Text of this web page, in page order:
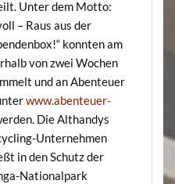
Unter dem Motto:
– Raus aus der
konnten am
von zwei Wochen
und an Abenteuer
www.abenteuer-
Die Althandys
Unternehmen
in den Schutz der
Nationalpark